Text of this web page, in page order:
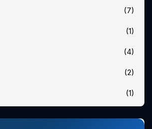
(7)
(1)
(4)
(2)
(1)